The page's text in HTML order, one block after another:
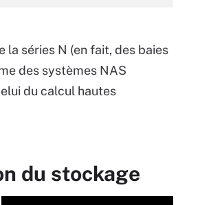
la séries N (en fait, des baies
des systèmes NAS
du calcul hautes
du stockage